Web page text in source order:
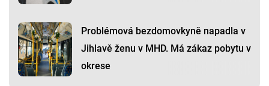
Problémová bezdomovkyně napadla v
Jihlavě ženu v MHD. Má zákaz pobytu v
okrese